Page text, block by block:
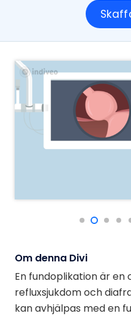
Om denna Divi
En fundoplikation är
refluxsjukdom och
kan avhjälpas med en